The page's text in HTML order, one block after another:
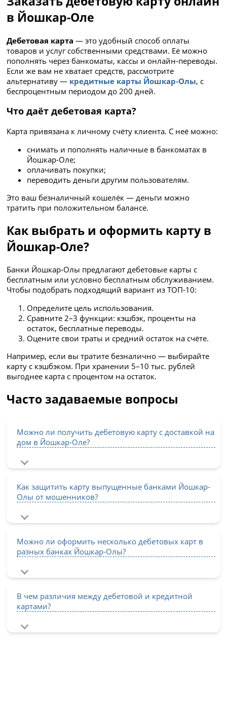
в Йошкар-Оле
Дебетовая карта — это удобный способ оплаты
товаров и услуг собственными средствами. Её можно
пополнять через банкоматы, кассы и онлайн-переводы.
Если же вам не хватает средств, рассмотрите
альтернативу — кредитные карты Йошкар-Олы, с
беспроцентным периодом до 200 дней.
Что даёт дебетовая карта?
Карта привязана к личному счёту клиента. С неё можно:
снимать и пополнять наличные в банкоматах в
Йошкар-Оле;
оплачивать покупки;
переводить деньги другим пользователям.
Это ваш безналичный кошелёк — деньги можно
тратить при положительном балансе.
Как выбрать и оформить карту в
Йошкар-Оле?
Банки Йошкар-Олы предлагают дебетовые карты с
бесплатным или условно бесплатным обслуживанием.
Чтобы подобрать подходящий вариант из ТОП-10:
Определите цель использования.
Сравните 2–3 функции: кэшбэк, проценты на
остаток, бесплатные переводы.
Оцените свои траты и средний остаток на счёте.
Например, если вы тратите безналично — выбирайте
карту с кэшбэком. При хранении 5–10 тыс. рублей
выгоднее карта с процентом на остаток.
Часто задаваемые вопросы
Можно ли получить дебетовую карту с доставкой на
дом в Йошкар-Оле?
Как защитить карту выпущенные банками Йошкар-
Олы от мошенников?
Можно ли оформить несколько дебетовых карт в
разных банках Йошкар-Олы?
В чем различия между дебетовой и кредитной
картами?